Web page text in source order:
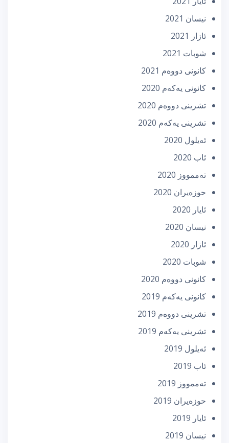
نیسان 2021
ئازار 2021
شوبات 2021
كانونی دووه‌م 2021
كانونی یه‌كه‌م 2020
تشرینی دووه‌م 2020
تشرینی یه‌كه‌م 2020
ئه‌یلول 2020
ئاب 2020
تەممووز 2020
حوزه‌یران 2020
ئایار 2020
نیسان 2020
ئازار 2020
شوبات 2020
كانونی دووه‌م 2020
كانونی یه‌كه‌م 2019
تشرینی دووه‌م 2019
تشرینی یه‌كه‌م 2019
ئه‌یلول 2019
ئاب 2019
تەممووز 2019
حوزه‌یران 2019
ئایار 2019
نیسان 2019